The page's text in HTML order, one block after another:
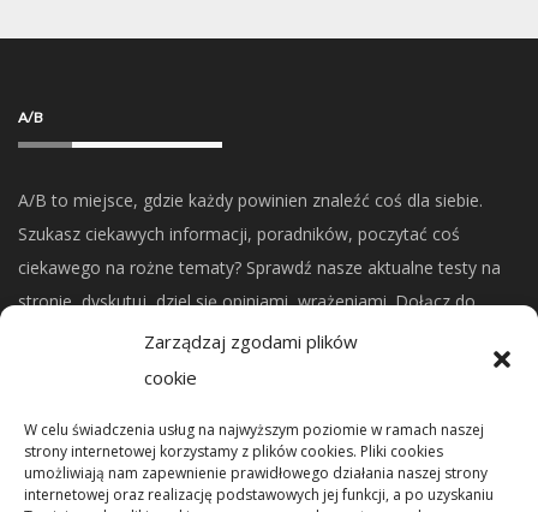
Zarządzaj zgodami plików
cookie
W celu świadczenia usług na najwyższym poziomie w ramach naszej
strony internetowej korzystamy z plików cookies. Pliki cookies
umożliwiają nam zapewnienie prawidłowego działania naszej strony
internetowej oraz realizację podstawowych jej funkcji, a po uzyskaniu
A/B
A/B to miejsce, gdzie każdy powinien znaleźć coś dla siebie.
Szukasz ciekawych informacji, poradników, poczytać coś
ciekawego na rożne tematy? Sprawdź nasze aktualne testy na
stronie, dyskutuj, dziel się opiniami, wrażeniami. Dołącz do
naszej społeczności.
Mikrorachunek podatkowy: przelewy i księgowanie